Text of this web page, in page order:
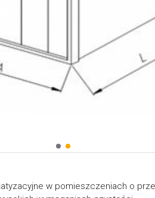
w pomieszczeniach o